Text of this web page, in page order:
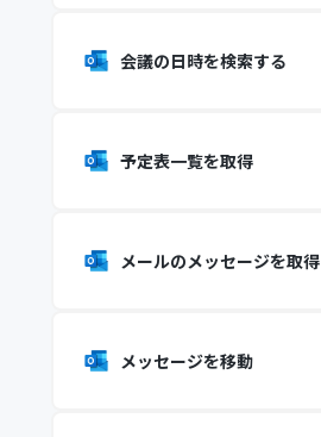
会議の日時を検索する
予定表一覧を取得
メールのメッセージを取得
メッセージを移動